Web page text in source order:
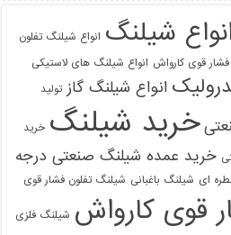
شیلنگ انواع شیلنگ تفلون
قوی کارواش انواع شیلنگ های لاستیکی
انواع شیلنگ گاز تولید
خرید شیلنگ خرید
خرید عمده شیلنگ صنعتی درجه
ای شیلنگ باغبانی شیلنگ تفلون فشار قوی
قوی کارواش شیلنگ فلزی